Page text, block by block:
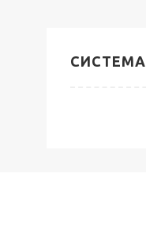
СИСТЕМА